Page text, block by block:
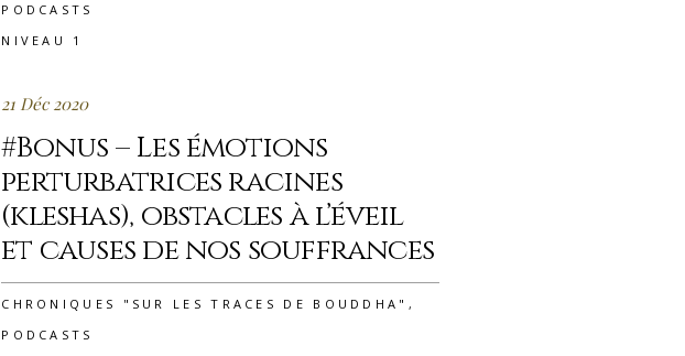
PODCASTS
NIVEAU 1
21 Déc 2020
#Bonus – Les émotions
perturbatrices racines
(kleshas), obstacles à l’éveil
et causes de nos souffrances
CHRONIQUES "SUR LES TRACES DE BOUDDHA" ,
PODCASTS